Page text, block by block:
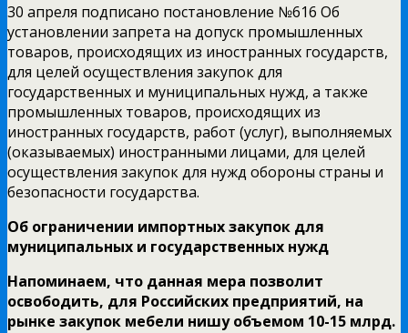
30 апреля подписано постановление №616 Об
установлении запрета на допуск промышленных
товаров, происходящих из иностранных государств,
для целей осуществления закупок для
государственных и муниципальных нужд, а также
промышленных товаров, происходящих из
иностранных государств, работ (услуг), выполняемых
(оказываемых) иностранными лицами, для целей
осуществления закупок для нужд обороны страны и
безопасности государства.
Об ограничении импортных закупок для
муниципальных и государственных нужд
Напоминаем, что данная мера позволит
освободить, для Российских предприятий, на
рынке закупок мебели нишу объемом 10-15 млрд.